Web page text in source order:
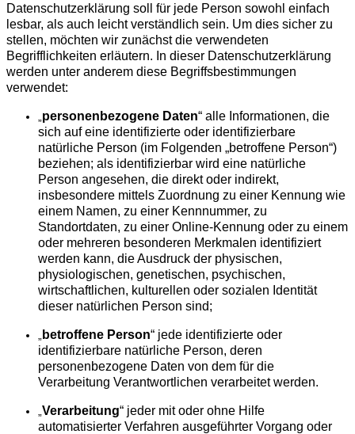
Datenschutzerklärung soll für jede Person sowohl einfach
lesbar, als auch leicht verständlich sein. Um dies sicher zu
stellen, möchten wir zunächst die verwendeten
Begrifflichkeiten erläutern. In dieser Datenschutzerklärung
werden unter anderem diese Begriffsbestimmungen
verwendet:
personenbezogene Daten“ alle Informationen, die
sich auf eine identifizierte oder identifizierbare
natürliche Person (im Folgenden „betroffene Person“)
beziehen; als identifizierbar wird eine natürliche
Person angesehen, die direkt oder indirekt,
insbesondere mittels Zuordnung zu einer Kennung wie
einem Namen, zu einer Kennnummer, zu
Standortdaten, zu einer Online-Kennung oder zu einem
oder mehreren besonderen Merkmalen identifiziert
werden kann, die Ausdruck der physischen,
physiologischen, genetischen, psychischen,
wirtschaftlichen, kulturellen oder sozialen Identität
dieser natürlichen Person sind;
betroffene Person“ jede identifizierte oder
identifizierbare natürliche Person, deren
personenbezogene Daten von dem für die
Verarbeitung Verantwortlichen verarbeitet werden.
Verarbeitung“ jeder mit oder ohne Hilfe
automatisierter Verfahren ausgeführter Vorgang oder